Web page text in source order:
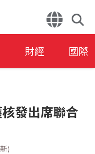
財經 國際
發出席聯合
)